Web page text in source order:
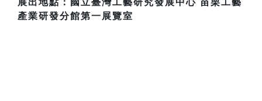
展出地點：國立臺灣工藝研究發展中心 苗栗工藝
產業研發分館第一展覽室